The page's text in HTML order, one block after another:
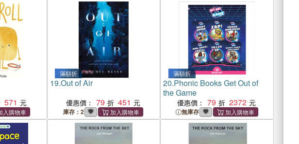
571
滿額折
19.Out of Air
優惠價： 79 451
庫存：2
滿額折
20.Phonic Books Get Out of
the Game
優惠價： 79 2372
無庫存